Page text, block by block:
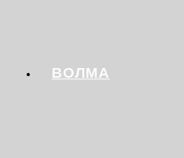
ВОЛМА